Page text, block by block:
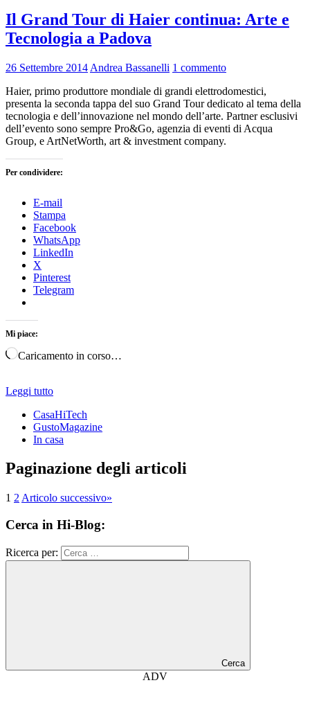
Il Grand Tour di Haier continua: Arte e
Tecnologia a Padova
26 Settembre 2014 Andrea Bassanelli 1 commento
Haier, primo produttore mondiale di grandi elettrodomestici,
presenta la seconda tappa del suo Grand Tour dedicato al tema della
tecnologia e dell’innovazione nel mondo dell’arte. Partner esclusivi
dell’evento sono sempre Pro&Go, agenzia di eventi di Acqua
Group, e ArtNetWorth, art & investment company.
Per condividere:
E-mail
Stampa
Facebook
WhatsApp
LinkedIn
X
Pinterest
Telegram
Mi piace:
Caricamento in corso…
Leggi tutto
CasaHiTech
GustoMagazine
In casa
Paginazione degli articoli
1 2 Articolo successivo»
Cerca in Hi-Blog:
Ricerca per:
Cerca
ADV